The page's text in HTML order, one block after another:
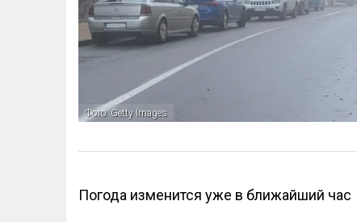
Фото: Getty Images
Погода изменится уже в ближайший час